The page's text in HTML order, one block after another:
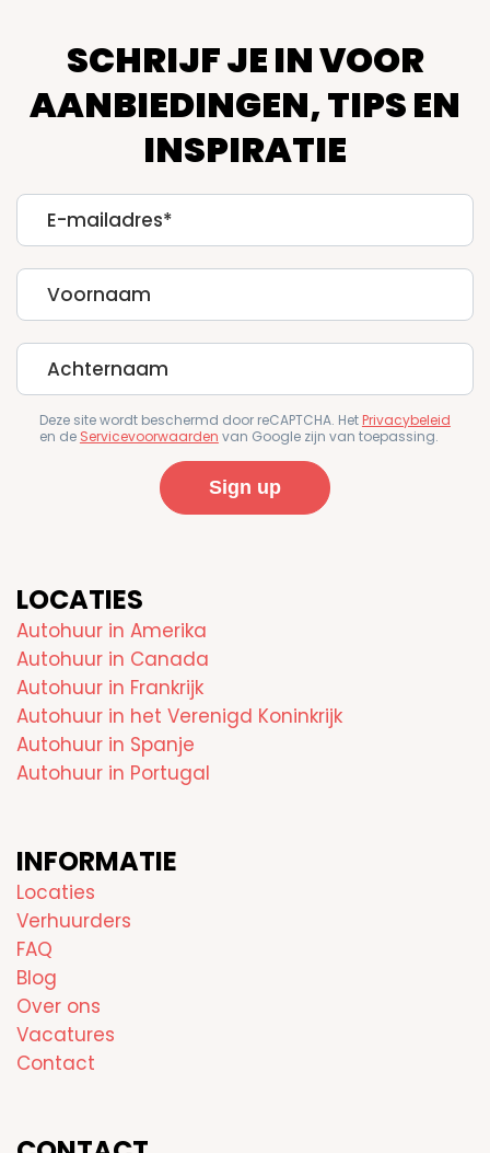
SCHRIJF JE IN VOOR
AANBIEDINGEN, TIPS EN
INSPIRATIE
E-
mailadres
First
Name
Last
Name
Deze site wordt beschermd door reCAPTCHA. HetPrivacybeleid
en de Servicevoorwaarden van Google zijn van toepassing.
LOCATIES
Autohuur in Amerika
Autohuur in Canada
Autohuur in Frankrijk
Autohuur in het Verenigd Koninkrijk
Autohuur in Spanje
Autohuur in Portugal
INFORMATIE
Locaties
Verhuurders
FAQ
Blog
Over ons
Vacatures
Contact